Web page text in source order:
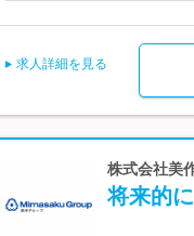
求人詳細を見る
株式会社美
将来的